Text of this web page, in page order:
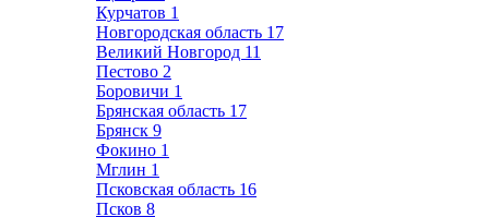
Курчатов 1
Новгородская область 17
Великий Новгород 11
Пестово 2
Боровичи 1
Брянская область 17
Брянск 9
Фокино 1
Мглин 1
Псковская область 16
Псков 8